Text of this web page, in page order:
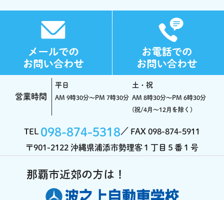
営業時間
平日
AM 9時30分～PM 7時30分
土・祝
AM 8時30分～PM 6時30分
(祝/4月～12月を除く)
TEL 098-874-5318
FAX 098-874-5911
〒901-2122 沖縄県浦添市勢理客１丁目５番１号